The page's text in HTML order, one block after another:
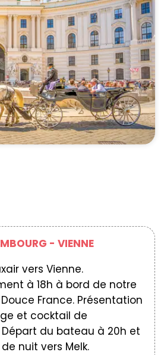
- VIENNE
vers Vienne.
à 18h à bord de notre
France. Présentation
et cocktail de
Départ du bateau à 20h et
nuit vers Melk.